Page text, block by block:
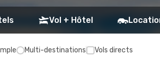
Vol + Hôtel
Multi-destinations Vols directs